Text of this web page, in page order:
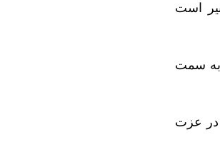
است
به سمت
در عزت